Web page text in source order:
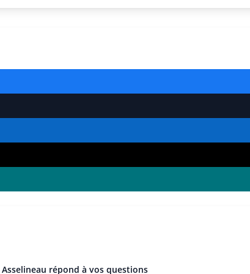
Asselineau répond à vos questions